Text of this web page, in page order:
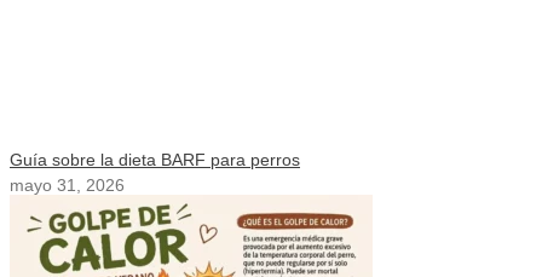
Guía sobre la dieta BARF para perros
mayo 31, 2026